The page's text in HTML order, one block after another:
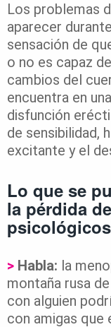
Los problemas
aparecer
sensación de
o no es capaz
cambios del
encuentra en
disfunción
de sensibilidad,
excitante y el
Lo que se
la pérdida
psicológicos
> Habla: la
montaña rusa
con alguien
con amigas que